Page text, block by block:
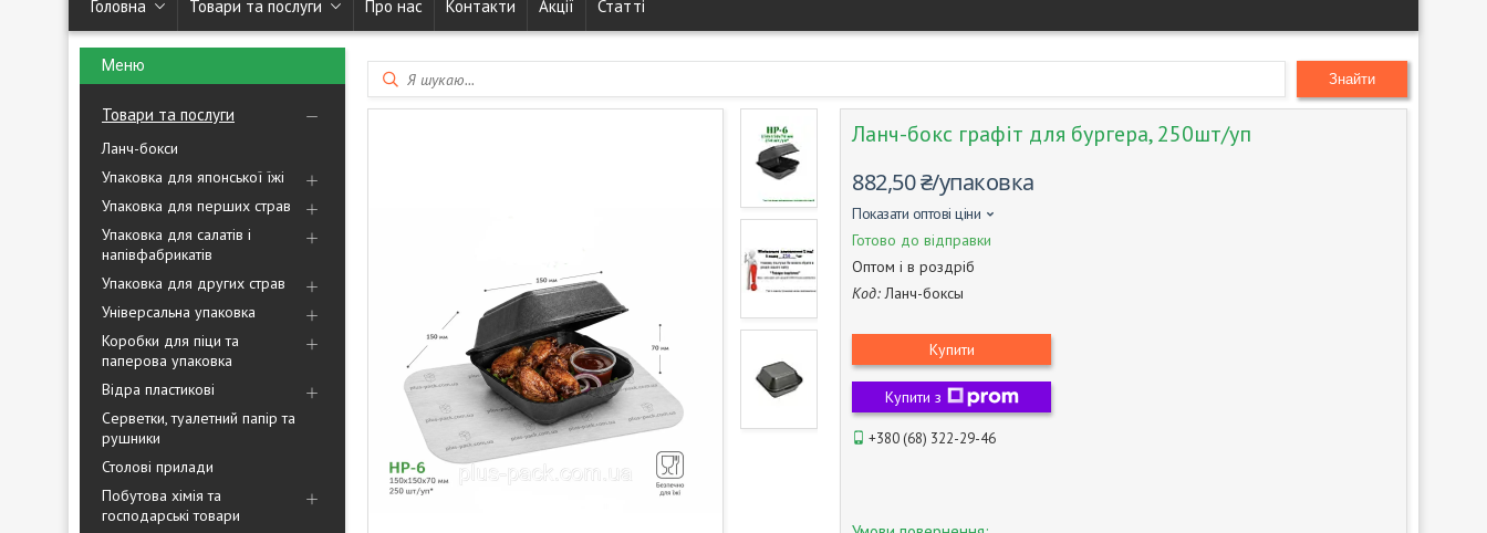
Головна Товари та послуги Про нас Контакти Акції Статті
Товари та послуги
Ланч-бокси
Упаковка для японської їжі
Упаковка для перших страв
Упаковка для салатів і
напівфабрикатів
Упаковка для других страв
Універсальна упаковка
Коробки для піци та
паперова упаковка
Відра пластикові
Серветки, туалетний папір та
рушники
Столові прилади
Побутова хімія та
господарські товари
Знайти
Ланч-бокс графіт для бургера, 250шт/уп
882,50 ₴/упаковка
Показати оптові ціни
Готово до відправки
Оптом і в роздріб
Код:Ланч-боксы
Купити
Купити з
+380 (68) 322-29-46